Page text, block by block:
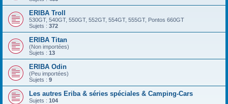
ERIBA Troll
530GT, 540GT, 550GT, 552GT, 554GT, 555GT, Pontos 660GT
Sujets : 372
ERIBA Titan
(Non importées)
Sujets : 13
ERIBA Odin
(Peu importées)
Sujets : 9
Les autres Eriba & séries spéciales & Camping-Cars
Sujets : 104